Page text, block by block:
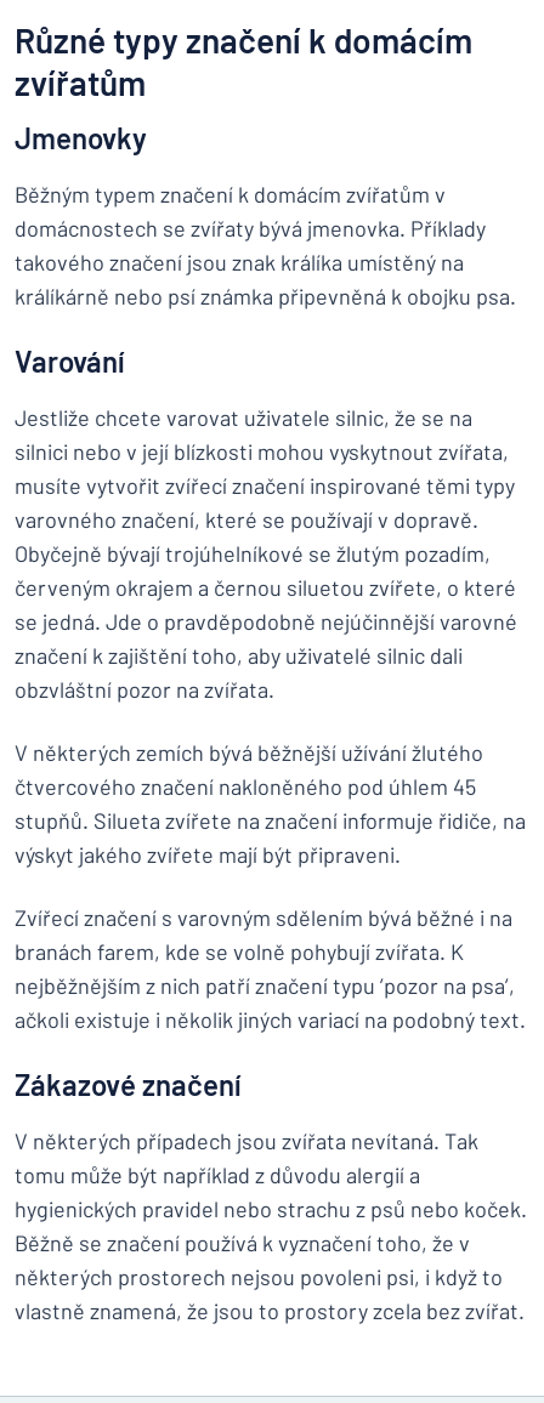
Různé typy značení k domácím
zvířatům
Jmenovky
Běžným typem značení k domácím zvířatům v
domácnostech se zvířaty bývá jmenovka. Příklady
takového značení jsou znak králíka umístěný na
králíkárně nebo psí známka připevněná k obojku psa.
Varování
Jestliže chcete varovat uživatele silnic, že se na
silnici nebo v její blízkosti mohou vyskytnout zvířata,
musíte vytvořit zvířecí značení inspirované těmi typy
varovného značení, které se používají v dopravě.
Obyčejně bývají trojúhelníkové se žlutým pozadím,
červeným okrajem a černou siluetou zvířete, o které
se jedná. Jde o pravděpodobně nejúčinnější varovné
značení k zajištění toho, aby uživatelé silnic dali
obzvláštní pozor na zvířata.
V některých zemích bývá běžnější užívání žlutého
čtvercového značení nakloněného pod úhlem 45
stupňů. Silueta zvířete na značení informuje řidiče, na
výskyt jakého zvířete mají být připraveni.
Zvířecí značení s varovným sdělením bývá běžné i na
branách farem, kde se volně pohybují zvířata. K
nejběžnějším z nich patří značení typu ’pozor na psa’,
ačkoli existuje i několik jiných variací na podobný text.
Zákazové značení
V některých případech jsou zvířata nevítaná. Tak
tomu může být například z důvodu alergií a
hygienických pravidel nebo strachu z psů nebo koček.
Běžně se značení používá k vyznačení toho, že v
některých prostorech nejsou povoleni psi, i když to
vlastně znamená, že jsou to prostory zcela bez zvířat.